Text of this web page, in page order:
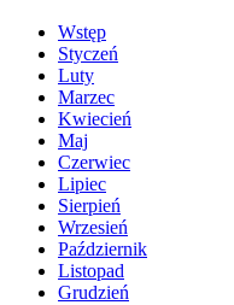
Wstęp
Styczeń
Luty
Marzec
Kwiecień
Maj
Czerwiec
Lipiec
Sierpień
Wrzesień
Październik
Listopad
Grudzień